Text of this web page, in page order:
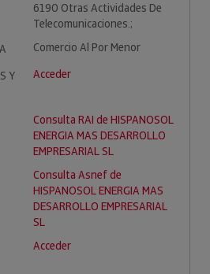
6190 Otras Actividades De
Telecomunicaciones.;
Comercio Al Por Menor
Y
Acceder
Consulta RAI de HISPANOSOL
ENERGIA MAS DESARROLLO
EMPRESARIAL SL
Consulta Asnef de
HISPANOSOL ENERGIA MAS
DESARROLLO EMPRESARIAL
SL
Acceder